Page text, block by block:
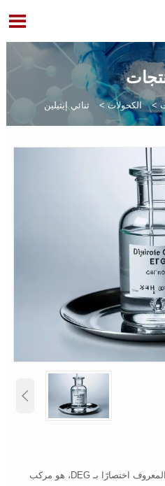

> الكحولات>
ثنائي إيثيلين

ثنائي إيثيلين جلايكول (C₄H₁₀O₃)، المعروف اختصارًا بـ DEG، هو مركب